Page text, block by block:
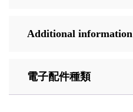
Additional information
電子配件種類